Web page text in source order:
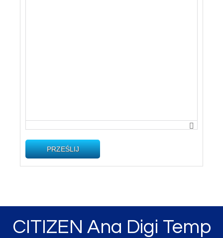
PRZEŚLIJ
CITIZEN Ana Digi Temp